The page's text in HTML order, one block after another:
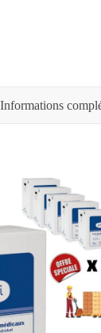
Informations